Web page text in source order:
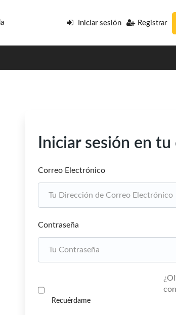
Iniciar sesión Registrar
Iniciar sesión en
Correo Electrónico
Contraseña
Recuérdame